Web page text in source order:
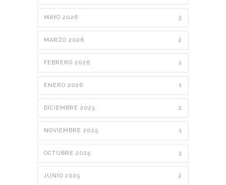
MAYO 2026 3
MARZO 2026 2
FEBRERO 2026 1
ENERO 2026 1
DICIEMBRE 2025 2
NOVIEMBRE 2025 1
OCTUBRE 2025 3
JUNIO 2025 2